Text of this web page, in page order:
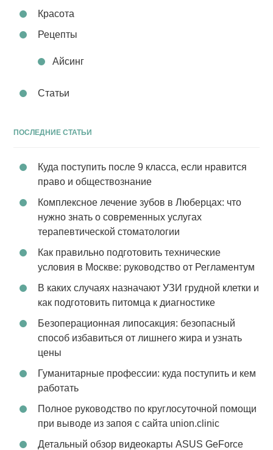
Красота
Рецепты
Айсинг
Статьи
ПОСЛЕДНИЕ СТАТЬИ
Куда поступить после 9 класса, если нравится
право и обществознание
Комплексное лечение зубов в Люберцах: что
нужно знать о современных услугах
терапевтической стоматологии
Как правильно подготовить технические
условия в Москве: руководство от Регламентум
В каких случаях назначают УЗИ грудной клетки и
как подготовить питомца к диагностике
Безоперационная липосакция: безопасный
способ избавиться от лишнего жира и узнать
цены
Гуманитарные профессии: куда поступить и кем
работать
Полное руководство по круглосуточной помощи
при выводе из запоя с сайта union.clinic
Детальный обзор видеокарты ASUS GeForce